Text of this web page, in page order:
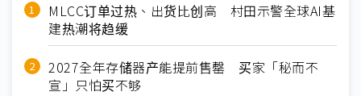
MLCC订单过热、出货比创高 村田示警全球AI基
建热潮将趋缓
2027全年存储器产能提前售罄 买家「秘而不
宣」只怕买不够